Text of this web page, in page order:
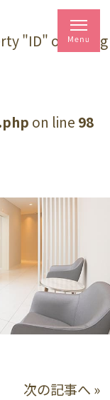
"ID" on string
on line 98
次の記事へ »